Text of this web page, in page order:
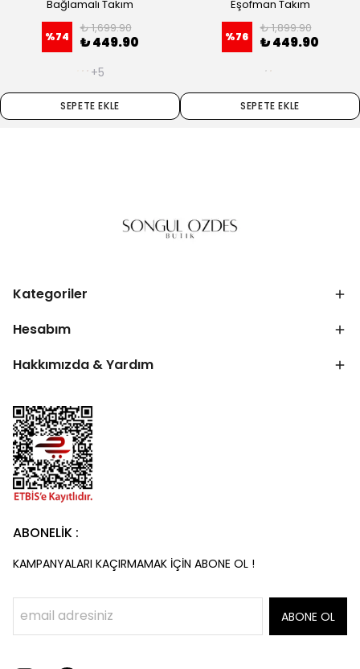
%74 ₺ 449.90
SEPETE EKLE
%76 ₺ 449.90
SEPETE EKLE
Kategoriler
Hesabım
Hakkımızda & Yardım
ABONELİK :
KAMPANYALARI KAÇIRMAMAK İÇİN ABONE OL !
ABONE OL